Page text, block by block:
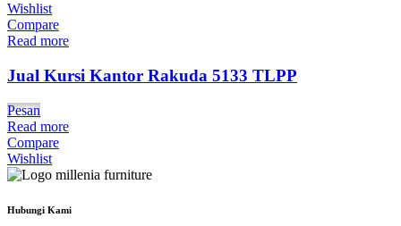
Wishlist
Compare
Read more
Jual Kursi Kantor Rakuda 5133 TLPP
Pesan
Read more
Compare
Wishlist
Hubungi Kami